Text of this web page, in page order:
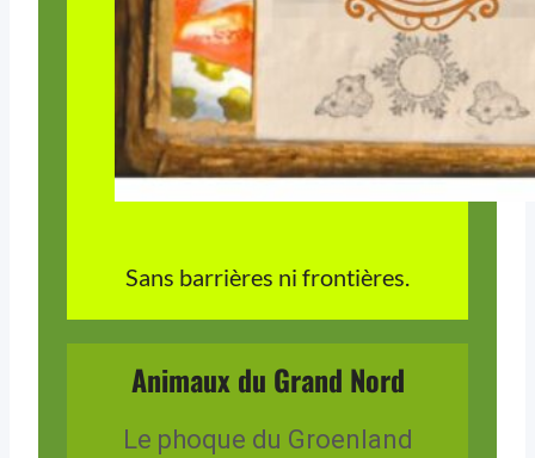
Sans barrières ni frontières.
Animaux du Grand Nord
Le phoque du Groenland